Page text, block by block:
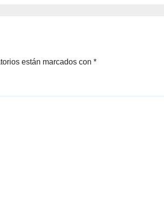
están marcados con *